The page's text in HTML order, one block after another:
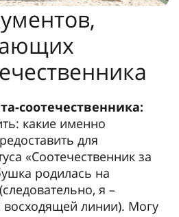
соотечественника:
какие именно
для
«Соотечественник за
родилась на
я –
линии). Могу